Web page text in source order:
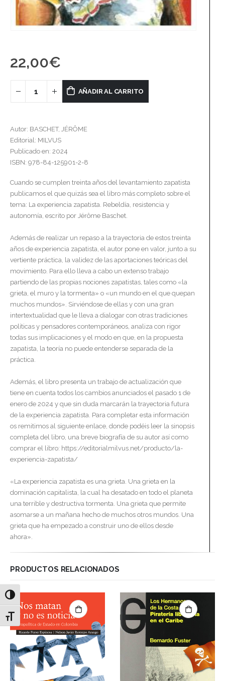
Alternar alto contraste
Alternar tamaño de letra
22,00€
AÑADIR AL CARRITO
Autor: BASCHET, JÉRÔME
Editorial: MILVUS
Publicado en: 2024
ISBN: 978-84-125901-2-8
Cuando se cumplen treinta años del levantamiento zapatista
publicamos el que quizás sea el libro más completo sobre el
tema: La experiencia zapatista. Rebeldía, resistencia y
autonomía, escrito por Jérôme Baschet.
Además de realizar un repaso a la trayectoria de estos treinta
años de experiencia zapatista, el autor pone en valor, junto a su
vertiente práctica, la validez de las aportaciones teóricas del
movimiento. Para ello lleva a cabo un extenso trabajo
partiendo de las propias nociones zapatistas, tales como «la
grieta, el muro y la tormenta» o «un mundo en el que quepan
muchos mundos». Sirviéndose de ellas y con una gran
intertextualidad que le lleva a dialogar con otras tradiciones
políticas y pensadores contemporáneos, analiza con rigor
todas sus implicaciones y el modo en que, en la propuesta
zapatista, la teoría no puede entenderse separada de la
práctica.
Además, el libro presenta un trabajo de actualización que
tiene en cuenta todos los cambios anunciados el pasado 1 de
enero de 2024 y que sin duda marcarán la trayectoria futura
de la experiencia zapatista. Para completar esta información
os remitimos al siguiente enlace, donde podéis leer la sinopsis
completa del libro, una breve biografía de su autor así como
comprar el libro: https://editorialmilvus.net/producto/la-
experiencia-zapatista/
«La experiencia zapatista es una grieta. Una grieta en la
dominación capitalista, la cual ha desatado en todo el planeta
una terrible y destructiva tormenta. Una grieta que permite
asomarse a un mañana hecho de muchos otros mundos. Una
grieta que ha empezado a construir uno de ellos desde
ahora».
PRODUCTOS RELACIONADOS